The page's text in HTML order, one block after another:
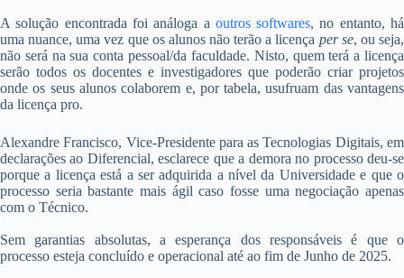
A solução encontrada foi análoga a outros softwares, no entanto, há
uma nuance, uma vez que os alunos não terão a licença per se, ou seja,
não será na sua conta pessoal/da faculdade. Nisto, quem terá a licença
serão todos os docentes e investigadores que poderão criar projetos
onde os seus alunos colaborem e, por tabela, usufruam das vantagens
da licença pro.
Alexandre Francisco, Vice-Presidente para as Tecnologias Digitais, em
declarações ao Diferencial, esclarece que a demora no processo deu-se
porque a licença está a ser adquirida a nível da Universidade e que o
processo seria bastante mais ágil caso fosse uma negociação apenas
com o Técnico.
Sem garantias absolutas, a esperança dos responsáveis é que o
processo esteja concluído e operacional até ao fim de Junho de 2025.